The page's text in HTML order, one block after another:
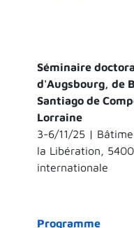
Séminaire
d'Augsbourg, de
Santiago de
Lorraine
3-6/11/25 |
la Libération,
internationale
Programme